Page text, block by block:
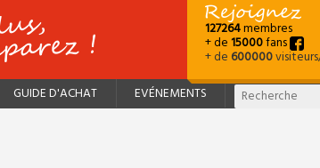
127264membres
+ de15000fans
+ de600000
GUIDE D'ACHAT EVÉNEMENTS